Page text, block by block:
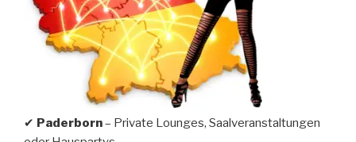
✔ Paderborn– Private Lounges, Saalveranstaltungen